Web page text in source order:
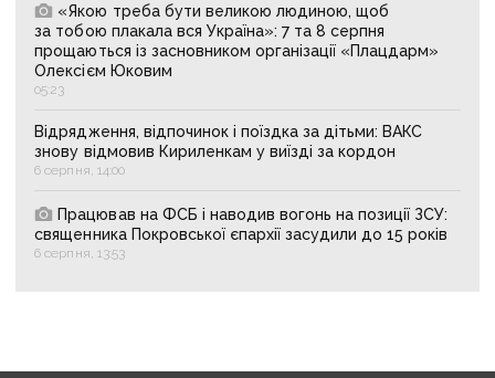
«Якою треба бути великою людиною, щоб
за тобою плакала вся Україна»: 7 та 8 серпня
прощаються із засновником організації «Плацдарм»
Олексієм Юковим
05:23
Відрядження, відпочинок і поїздка за дітьми: ВАКС
знову відмовив Кириленкам у виїзді за кордон
6 серпня, 14:00
Працював на ФСБ і наводив вогонь на позиції ЗСУ:
священника Покровської єпархії засудили до 15 років
6 серпня, 13:53